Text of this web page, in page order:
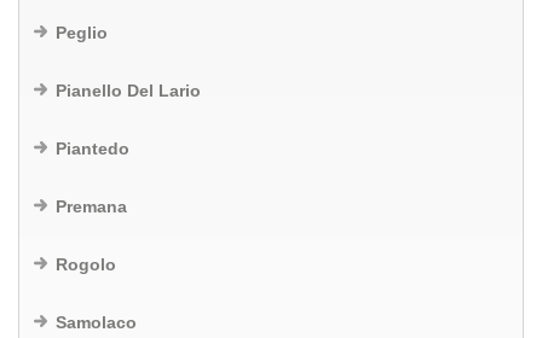
Peglio
Pianello Del Lario
Piantedo
Premana
Rogolo
Samolaco